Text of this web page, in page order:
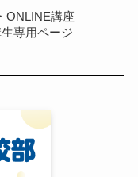
ONLINE講座
専用ページ